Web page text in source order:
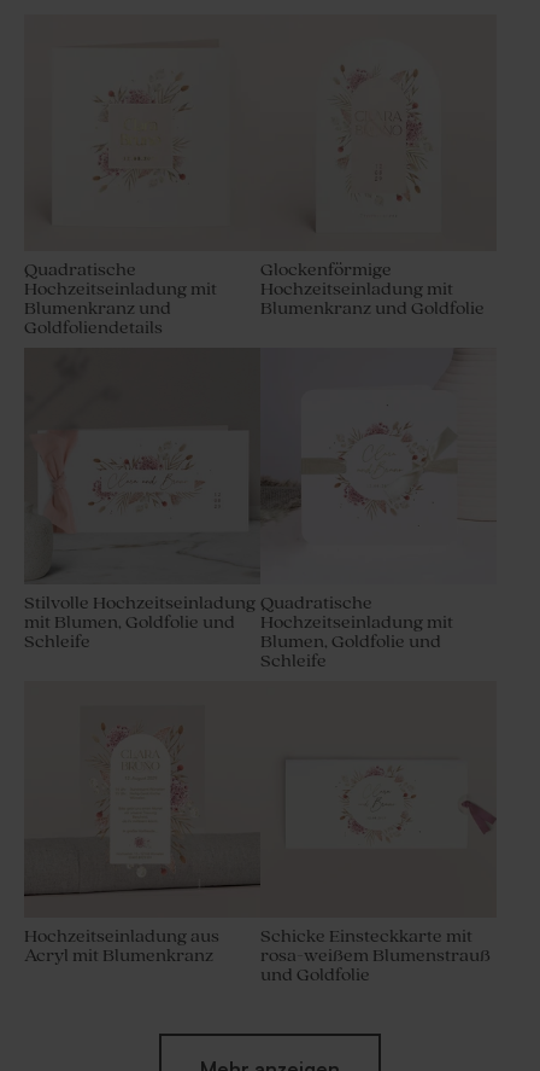
Quadratische
Hochzeitseinladung mit
Blumenkranz und
Goldfoliendetails
Glockenförmige
Hochzeitseinladung mit
Blumenkranz und Goldfolie
Stilvolle Hochzeitseinladung
mit Blumen, Goldfolie und
Schleife
Quadratische
Hochzeitseinladung mit
Blumen, Goldfolie und
Schleife
Hochzeitseinladung aus
Acryl mit Blumenkranz
Schicke Einsteckkarte mit
rosa-weißem Blumenstrauß
und Goldfolie